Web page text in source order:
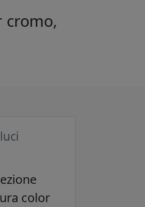
cromo,
color